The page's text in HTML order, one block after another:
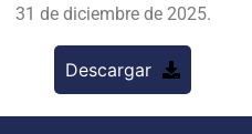
31 de diciembre de 2025.
Descargar